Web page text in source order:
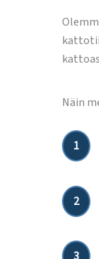
Näin
1
2